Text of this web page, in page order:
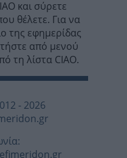
και σύρετε
θέλετε. Για να
της εφημερίδας
από μενού
τη λίστα CIAO.
- 2026